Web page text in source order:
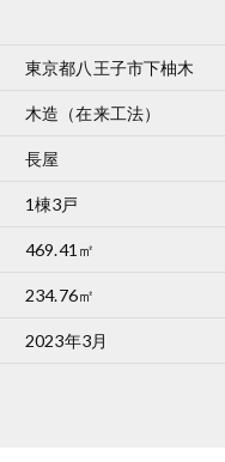
東京都八王子市下柚木
木造（在来工法）
長屋
1棟3戸
469.41㎡
234.76㎡
2023年3月